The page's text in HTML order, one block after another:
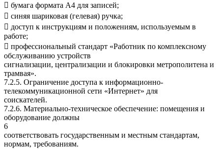
 бумага формата А4 для записей;
 синяя шариковая (гелевая) ручка;
 доступ к инструкциям и положениям, используемым в
работе;
 профессиональный стандарт «Работник по комплексному
обслуживанию устройств
сигнализации, централизации и блокировки метрополитена и
трамвая».
7.2.5. Ограничение доступа к информационно-
телекоммуникационной сети «Интернет» для
соискателей.
7.2.6. Материально-техническое обеспечение: помещения и
оборудование должны
6
соответствовать государственным и местным стандартам,
нормам, требованиям.